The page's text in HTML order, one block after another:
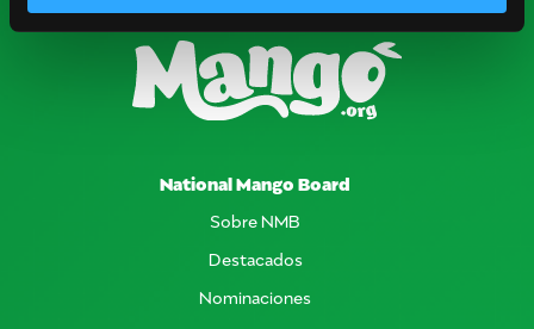
National Mango Board
Sobre NMB
Destacados
Nominaciones